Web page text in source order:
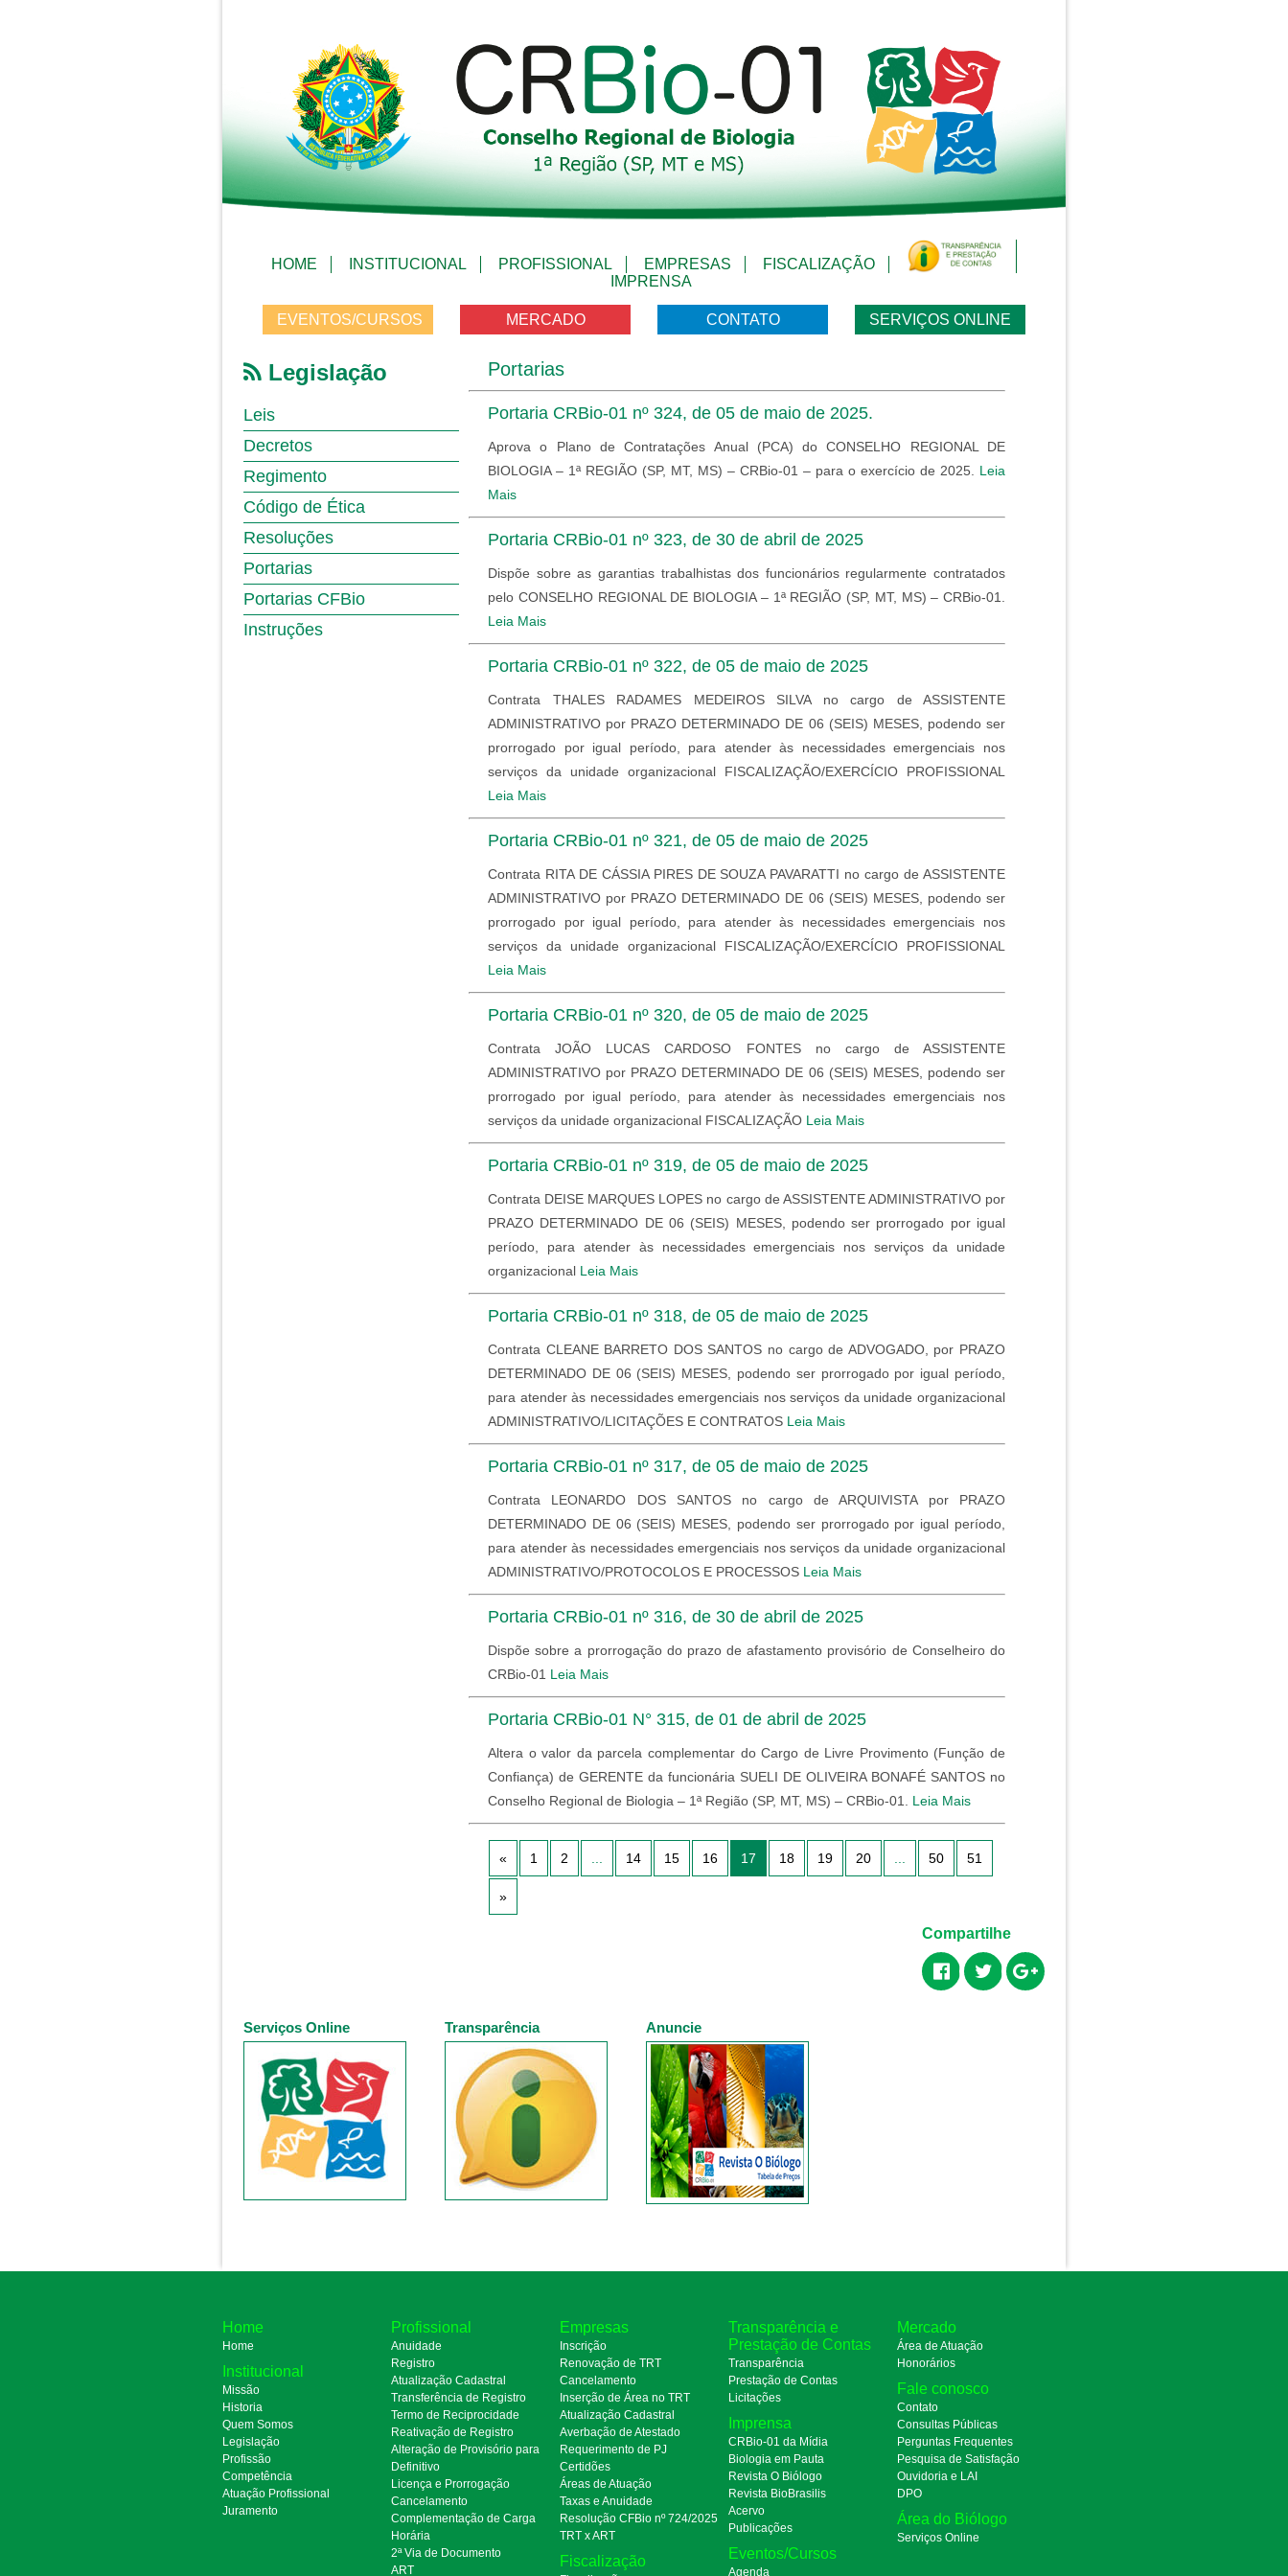
HOME INSTITUCIONAL PROFISSIONAL EMPRESAS
FISCALIZAÇÃO
IMPRENSA
EVENTOS/CURSOS MERCADO CONTATO SERVIÇOS ONLINE
Legislação
Leis
Decretos
Regimento
Código de Ética
Resoluções
Portarias
Portarias CFBio
Instruções
Portarias
Portaria CRBio-01 nº 324, de 05 de maio de 2025.
Aprova o Plano de Contratações Anual (PCA) do CONSELHO REGIONAL DE
BIOLOGIA – 1ª REGIÃO (SP, MT, MS) – CRBio-01 – para o exercício de 2025. Leia
Mais
Portaria CRBio-01 nº 323, de 30 de abril de 2025
Dispõe sobre as garantias trabalhistas dos funcionários regularmente contratados
pelo CONSELHO REGIONAL DE BIOLOGIA – 1ª REGIÃO (SP, MT, MS) – CRBio-01.
Leia Mais
Portaria CRBio-01 nº 322, de 05 de maio de 2025
Contrata THALES RADAMES MEDEIROS SILVA no cargo de ASSISTENTE
ADMINISTRATIVO por PRAZO DETERMINADO DE 06 (SEIS) MESES, podendo ser
prorrogado por igual período, para atender às necessidades emergenciais nos
serviços da unidade organizacional FISCALIZAÇÃO/EXERCÍCIO PROFISSIONAL
Leia Mais
Portaria CRBio-01 nº 321, de 05 de maio de 2025
Contrata RITA DE CÁSSIA PIRES DE SOUZA PAVARATTI no cargo de ASSISTENTE
ADMINISTRATIVO por PRAZO DETERMINADO DE 06 (SEIS) MESES, podendo ser
prorrogado por igual período, para atender às necessidades emergenciais nos
serviços da unidade organizacional FISCALIZAÇÃO/EXERCÍCIO PROFISSIONAL
Leia Mais
Portaria CRBio-01 nº 320, de 05 de maio de 2025
Contrata JOÃO LUCAS CARDOSO FONTES no cargo de ASSISTENTE
ADMINISTRATIVO por PRAZO DETERMINADO DE 06 (SEIS) MESES, podendo ser
prorrogado por igual período, para atender às necessidades emergenciais nos
serviços da unidade organizacional FISCALIZAÇÃO Leia Mais
Portaria CRBio-01 nº 319, de 05 de maio de 2025
Contrata DEISE MARQUES LOPES no cargo de ASSISTENTE ADMINISTRATIVO por
PRAZO DETERMINADO DE 06 (SEIS) MESES, podendo ser prorrogado por igual
período, para atender às necessidades emergenciais nos serviços da unidade
organizacional Leia Mais
Portaria CRBio-01 nº 318, de 05 de maio de 2025
Contrata CLEANE BARRETO DOS SANTOS no cargo de ADVOGADO, por PRAZO
DETERMINADO DE 06 (SEIS) MESES, podendo ser prorrogado por igual período,
para atender às necessidades emergenciais nos serviços da unidade organizacional
ADMINISTRATIVO/LICITAÇÕES E CONTRATOS Leia Mais
Portaria CRBio-01 nº 317, de 05 de maio de 2025
Contrata LEONARDO DOS SANTOS no cargo de ARQUIVISTA por PRAZO
DETERMINADO DE 06 (SEIS) MESES, podendo ser prorrogado por igual período,
para atender às necessidades emergenciais nos serviços da unidade organizacional
ADMINISTRATIVO/PROTOCOLOS E PROCESSOS Leia Mais
Portaria CRBio-01 nº 316, de 30 de abril de 2025
Dispõe sobre a prorrogação do prazo de afastamento provisório de Conselheiro do
CRBio-01 Leia Mais
Portaria CRBio-01 N° 315, de 01 de abril de 2025
Altera o valor da parcela complementar do Cargo de Livre Provimento (Função de
Confiança) de GERENTE da funcionária SUELI DE OLIVEIRA BONAFÉ SANTOS no
Conselho Regional de Biologia – 1ª Região (SP, MT, MS) – CRBio-01. Leia Mais
« 1 2 14 15 16 17 18 19 20 50 51
»
Compartilhe
Serviços Online Transparência Anuncie
Home
Home
Institucional
Missão
Historia
Quem Somos
Legislação
Profissão
Competência
Atuação Profissional
Juramento
Profissional
Anuidade
Registro
Atualização Cadastral
Transferência de Registro
Termo de Reciprocidade
Reativação de Registro
Alteração de Provisório para
Definitivo
Licença e Prorrogação
Cancelamento
Complementação de Carga
Horária
2ª Via de Documento
ART
Empresas
Inscrição
Renovação de TRT
Cancelamento
Inserção de Área no TRT
Atualização Cadastral
Averbação de Atestado
Requerimento de PJ
Certidões
Áreas de Atuação
Taxas e Anuidade
Resolução CFBio nº 724/2025
TRT x ART
Fiscalização
Transparência e
Prestação de Contas
Transparência
Prestação de Contas
Licitações
Imprensa
CRBio-01 da Mídia
Biologia em Pauta
Revista O Biólogo
Revista BioBrasilis
Acervo
Publicações
Eventos/Cursos
Agenda
Mercado
Área de Atuação
Honorários
Fale conosco
Contato
Consultas Públicas
Perguntas Frequentes
Pesquisa de Satisfação
Ouvidoria e LAI
DPO
Área do Biólogo
Serviços Online